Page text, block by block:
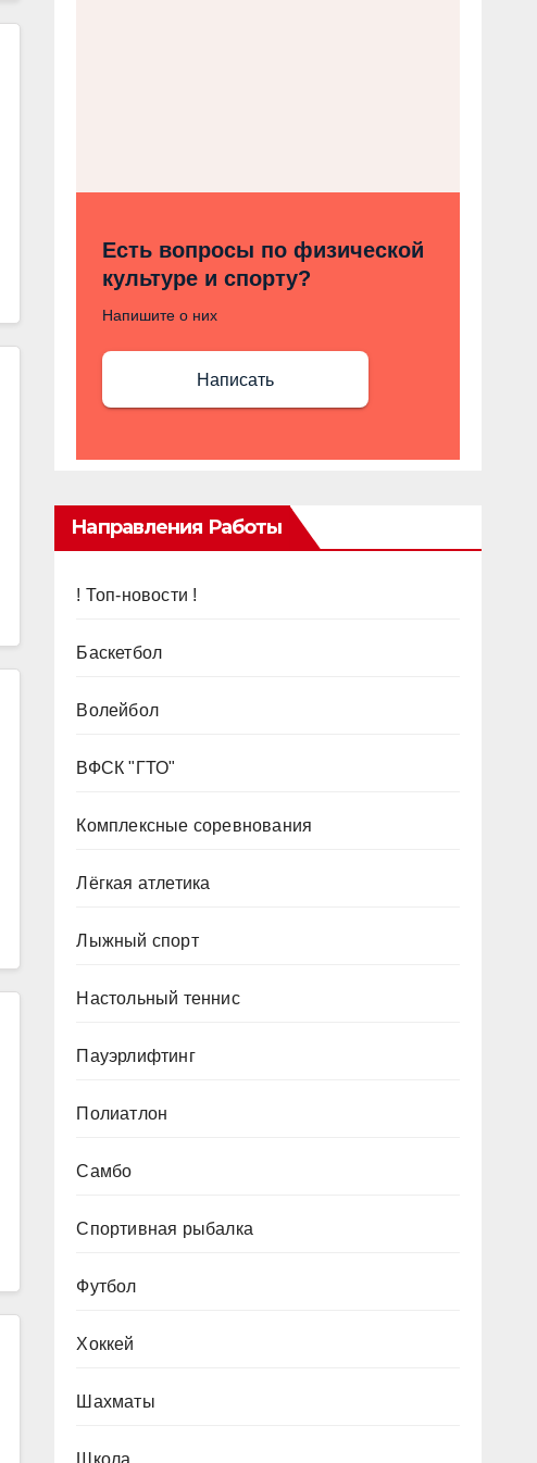
Есть вопросы по физической
культуре и спорту?
Напишите о них
Написать
Направления Работы
! Топ-новости !
Баскетбол
Волейбол
ВФСК "ГТО"
Комплексные соревнования
Лёгкая атлетика
Лыжный спорт
Настольный теннис
Пауэрлифтинг
Полиатлон
Самбо
Спортивная рыбалка
Футбол
Хоккей
Шахматы
Школа